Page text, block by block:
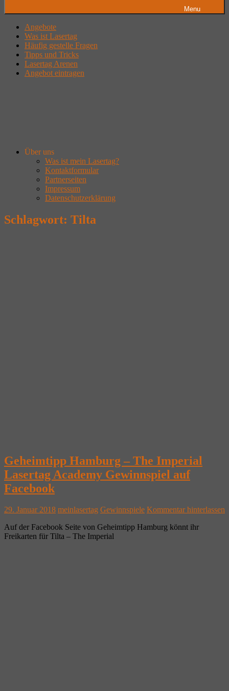
Menu
Angebote
Was ist Lasertag
Häufig gestelle Fragen
Tipps und Tricks
Lasertag Arenen
Angebot eintragen
Über uns
Was ist mein Lasertag?
Kontaktformular
Partnerseiten
Impressum
Datenschutzerklärung
Schlagwort: Tilta
Geheimtipp Hamburg – The Imperial
Lasertag Academy Gewinnspiel auf
Facebook
29. Januar 2018 meinlasertag Gewinnspiele Kommentar hinterlassen
Auf der Facebook Seite von Geheimtipp Hamburg könnt ihr
Freikarten für Tilta – The Imperial